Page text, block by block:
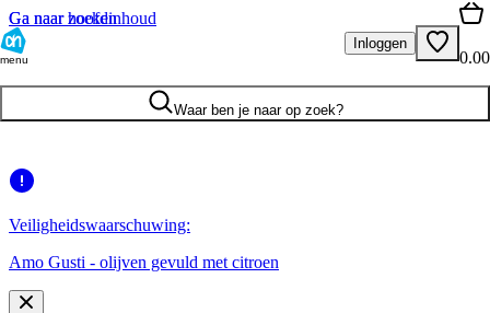
Ga naar hoofdinhoud
Ga naar zoeken
menu
Inloggen
0.00
Waar ben je naar op zoek?
Veiligheidswaarschuwing:
Amo Gusti - olijven gevuld met citroen